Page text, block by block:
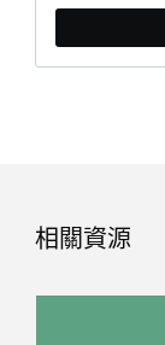
相關資源